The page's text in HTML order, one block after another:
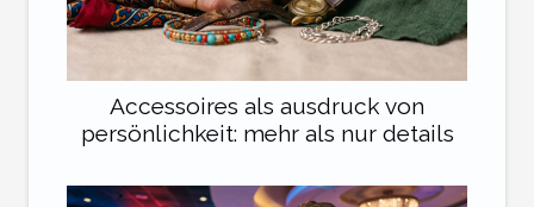
Accessoires als ausdruck von
persönlichkeit: mehr als nur details